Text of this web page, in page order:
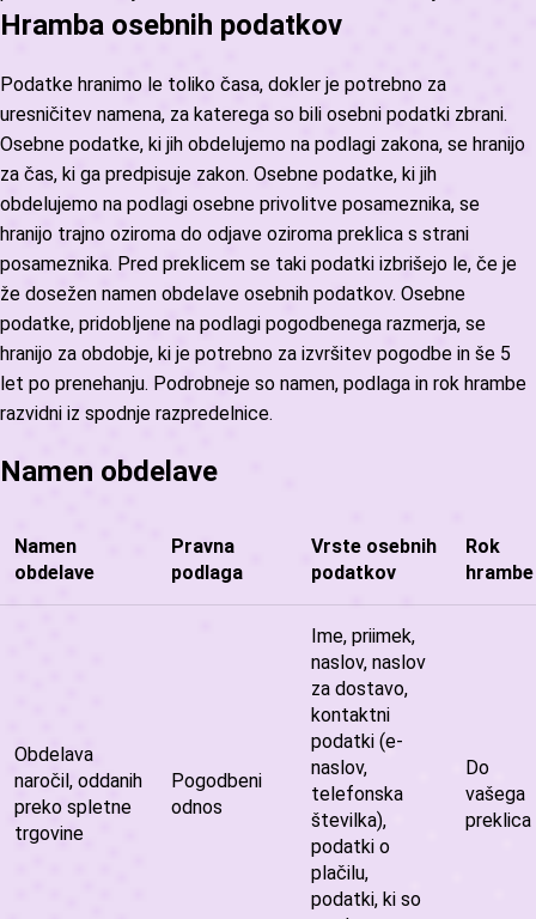
Hramba osebnih podatkov
Podatke hranimo le toliko časa, dokler je potrebno za
uresničitev namena, za katerega so bili osebni podatki zbrani.
Osebne podatke, ki jih obdelujemo na podlagi zakona, se hranijo
za čas, ki ga predpisuje zakon. Osebne podatke, ki jih
obdelujemo na podlagi osebne privolitve posameznika, se
hranijo trajno oziroma do odjave oziroma preklica s strani
posameznika. Pred preklicem se taki podatki izbrišejo le, če je
že dosežen namen obdelave osebnih podatkov. Osebne
podatke, pridobljene na podlagi pogodbenega razmerja, se
hranijo za obdobje, ki je potrebno za izvršitev pogodbe in še 5
let po prenehanju. Podrobneje so namen, podlaga in rok hrambe
razvidni iz spodnje razpredelnice.
Namen obdelave
Namen
obdelave
Pravna
podlaga
Vrste osebnih
podatkov
Rok
hrambe
Obdelava
naročil, oddanih
preko spletne
trgovine
Pogodbeni
odnos
Ime, priimek,
naslov, naslov
za dostavo,
kontaktni
podatki (e-
naslov,
telefonska
številka),
podatki o
plačilu,
podatki, ki so
Do
vašega
preklica